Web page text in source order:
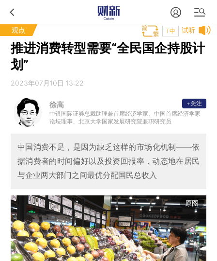
观点 试听
T中
推进消费转型需要“全民国企持股计
划”
2023年07月10日 13:22
徐高
中银国际证券总裁助理兼首席经济学家、中国首席经济学家
论坛理事、北京大学国家发展研究院兼职研究员
+关注
中国消费不足，是因为缺乏这样的市场化机制——依
据消费者的时间偏好以及投资回报率，动态地在居民
与企业两大部门之间最优分配国民总收入
原图